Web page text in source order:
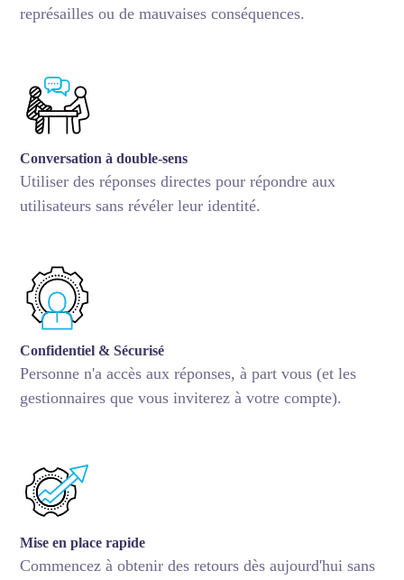
représailles ou de mauvaises conséquences.
Conversation à double-sens
Utiliser des réponses directes pour répondre aux
utilisateurs sans révéler leur identité.
Confidentiel & Sécurisé
Personne n'a accès aux réponses, à part vous (et les
gestionnaires que vous inviterez à votre compte).
Mise en place rapide
Commencez à obtenir des retours dès aujourd'hui sans